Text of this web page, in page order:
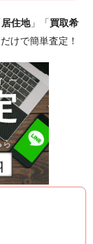
居住地」「買取希
けで簡単査定！